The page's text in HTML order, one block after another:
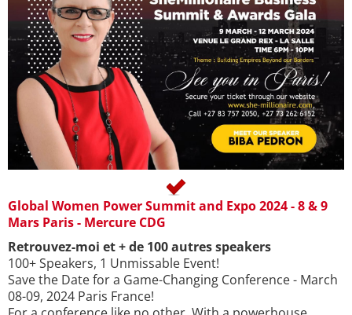
Global Women Power Summit and Expo 2024 - 8 & 9
Mars Paris - Mercure CDG
Retrouvez-moi et + de 100 autres speakers
100+ Speakers, 1 Unmissable Event!
Save the Date for a Game-Changing Conference - March
08-09, 2024 Paris France!